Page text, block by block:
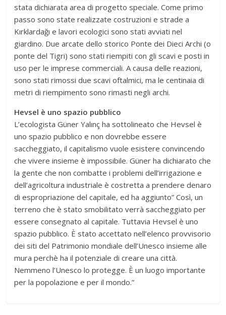
stata dichiarata area di progetto speciale. Come primo
passo sono state realizzate costruzioni e strade a
Kırklardağı e lavori ecologici sono stati avviati nel
giardino. Due arcate dello storico Ponte dei Dieci Archi (o
ponte del Tigri) sono stati riempiti con gli scavi e posti in
uso per le imprese commerciali. A causa delle reazioni,
sono stati rimossi due scavi oftalmici, ma le centinaia di
metri di riempimento sono rimasti negli archi.
Hevsel è uno spazio pubblico
L’ecologista Güner Yalınç ha sottolineato che Hevsel è
uno spazio pubblico e non dovrebbe essere
saccheggiato, il capitalismo vuole esistere convincendo
che vivere insieme è impossibile. Güner ha dichiarato che
la gente che non combatte i problemi dell’irrigazione e
dell’agricoltura industriale è costretta a prendere denaro
di espropriazione del capitale, ed ha aggiunto” Così, un
terreno che è stato smobilitato verrà saccheggiato per
essere consegnato al capitale. Tuttavia Hevsel è uno
spazio pubblico. È stato accettato nell’elenco provvisorio
dei siti del Patrimonio mondiale dell’Unesco insieme alle
mura perchè ha il potenziale di creare una città.
Nemmeno l’Unesco lo protegge. È un luogo importante
per la popolazione e per il mondo.”